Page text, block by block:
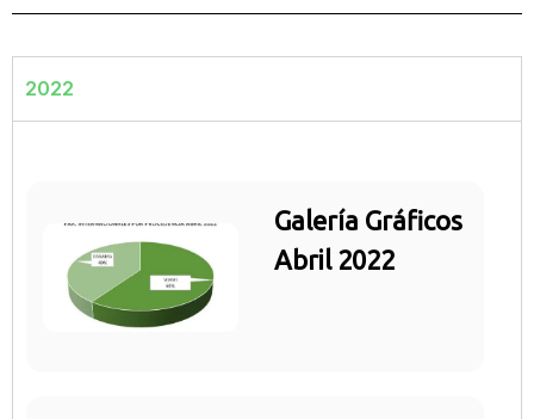
2022
Galería Gráficos
Abril 2022